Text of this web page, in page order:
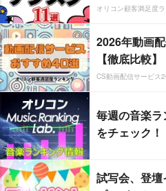
オリコン顧客満足度
2026年動画
【徹底比較】
CS動画配信サービス
毎週の音楽
をチェック！
試写会、登